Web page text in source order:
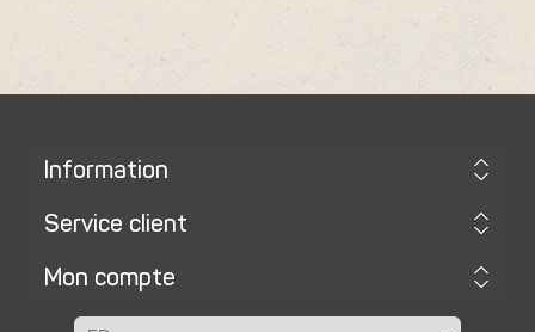
Information
Service client
Mon compte